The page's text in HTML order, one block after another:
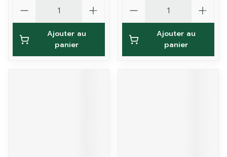
Ajouter au
panier
Ajouter au
panier